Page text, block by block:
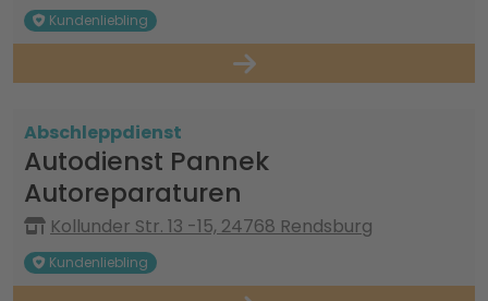
Kundenliebling
Abschleppdienst
Autodienst Pannek
Autoreparaturen
Kollunder Str. 13 -15, 24768 Rendsburg
Kundenliebling